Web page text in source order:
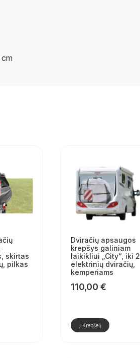
skirtas
pilkas
Dviračių apsaugos
krepšys galiniam
laikikliui „City“, iki 2
elektrinių dviračių,
kemperiams
110,00 €
Į Krepšelį